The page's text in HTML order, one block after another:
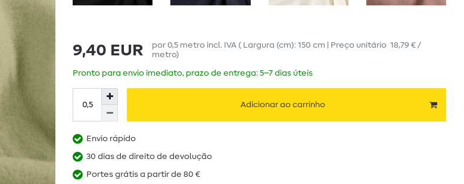
9,40 EUR por 0,5 metro incl. IVA ( Largura (cm): 150 cm | Preço unitário 18,79 € /
metro)
Pronto para envio imediato, prazo de entrega: 5–7 dias úteis
Adicionar ao carrinho
Envio rápido
30 dias de direito de devolução
Portes grátis a partir de 80 €